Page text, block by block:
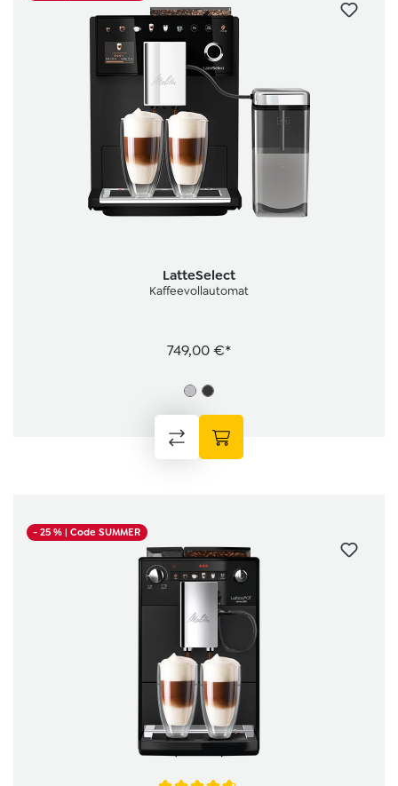
LatteSelect
Kaffeevollautomat
749,00 €*
- 25 %| Code SUMMER